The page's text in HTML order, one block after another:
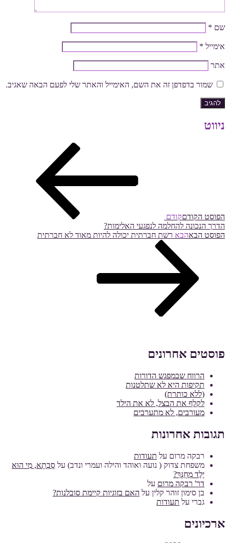
שם *
אימייל *
אתר
שמור בדפדפן זה את השם, האימייל והאתר שלי לפעם הבאה שאגיב.
ניווט
הפוסט הקודםקודם
הדרך הנכונה להחלמה לנפגעי האלימות?
הפוסט הבאהבא רשת חברתית יכולה להיות מאוד לא חברתית
פוסטים אחרונים
הרווח שבמפגש הדורות
תקיפות היא לא שתלטנות
(ללא כותרת)
לקלף את הבצל, לא את הילד
מעורבים, לא מתערבים
תגובות אחרונות
רבקה מרום על תעודות
משפחת צדוק ( נועה ואוהד והילה ועמרי ונדב) על סָבְתָא, מִי הוּא
יֶלֶד מְחֻנָּךְ?
דר' רבקה מרום על
בן סימון זוהר קלין על האם בזוגיות קיימת סובלנות?
גברי על תעודות
ארכיונים